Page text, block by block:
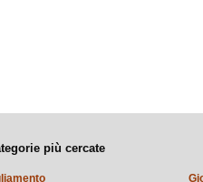
più cercate